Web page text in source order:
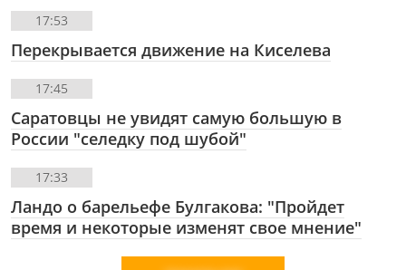
17:53
Перекрывается движение на Киселева
17:45
Саратовцы не увидят самую большую в
России "селедку под шубой"
17:33
Ландо о барельефе Булгакова: "Пройдет
время и некоторые изменят свое мнение"